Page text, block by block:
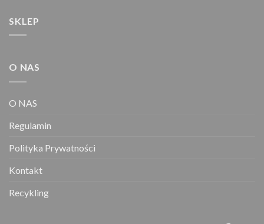
SKLEP
O NAS
O NAS
Regulamin
Polityka Prywatności
Kontakt
Recykling